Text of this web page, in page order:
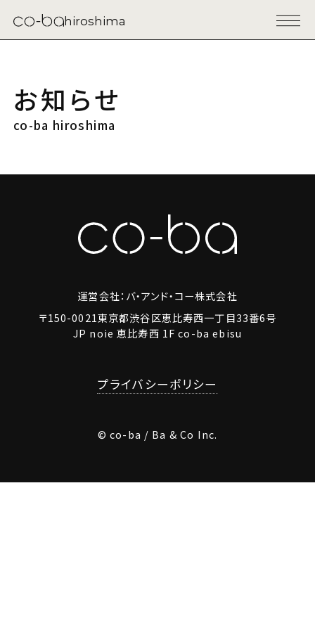
hiroshima
お知らせ
co-ba hiroshima
運営会社：バ・アンド・コー株式会社
〒150-0021東京都渋谷区恵比寿西一丁目33番6号
JP noie 恵比寿西 1F co-ba ebisu
プライバシーポリシー
© co-ba / Ba & Co Inc.